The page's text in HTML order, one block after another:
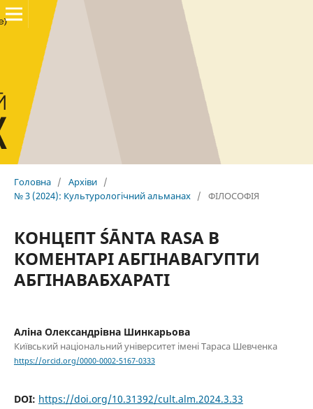
Головна / Архіви /
№ 3 (2024): Культурологічний альманах / ФІЛОСОФІЯ
КОНЦЕПТ ŚĀNTA RASA В
КОМЕНТАРІ АБГІНАВАГУПТИ
АБГІНАВАБХАРАТІ
Аліна Олександрівна Шинкарьова
Київський національний університет імені Тараса Шевченка
https://orcid.org/0000-0002-5167-0333
DOI: https://doi.org/10.31392/cult.alm.2024.3.33